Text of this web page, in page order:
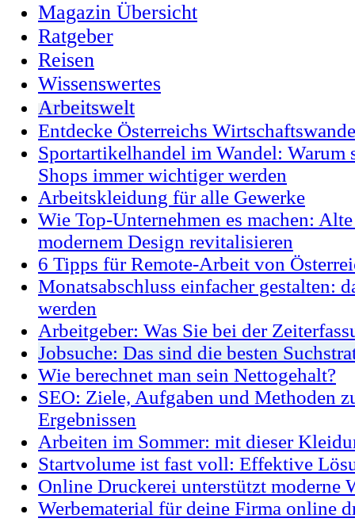
Magazin Übersicht
Ratgeber
Reisen
Wissenswertes
Arbeitswelt
Entdecke Österreichs
Sportartikelhandel im Wandel: Warum
Shops immer wichtiger werden
Arbeitskleidung für alle Gewerke
Wie Top-Unternehmen es machen:
modernem Design revitalisieren
6 Tipps für Remote-Arbeit von
Monatsabschluss einfacher gestalten:
werden
Arbeitgeber: Was Sie bei der
Jobsuche: Das sind die besten
Wie berechnet man sein Nettogehalt?
SEO: Ziele, Aufgaben und Methoden
Ergebnissen
Arbeiten im Sommer: mit dieser
Startvolume ist fast voll: Effektive
Online Druckerei unterstützt moderne
Werbematerial für deine Firma online